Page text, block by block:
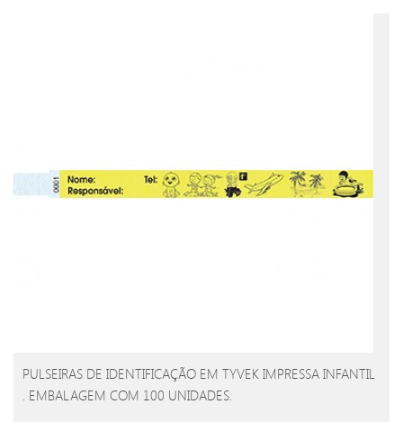
PULSEIRAS DE IDENTIFICAÇÃO EM TYVEK IMPRESSA INFANTIL
. EMBALAGEM COM 100 UNIDADES.